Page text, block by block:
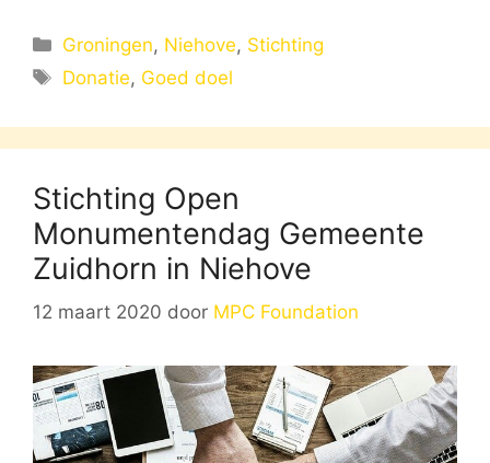
Categorieën
Groningen, Niehove, Stichting
Tags
Donatie, Goed doel
Stichting Open
Monumentendag Gemeente
Zuidhorn in Niehove
12 maart 2020 door MPC Foundation